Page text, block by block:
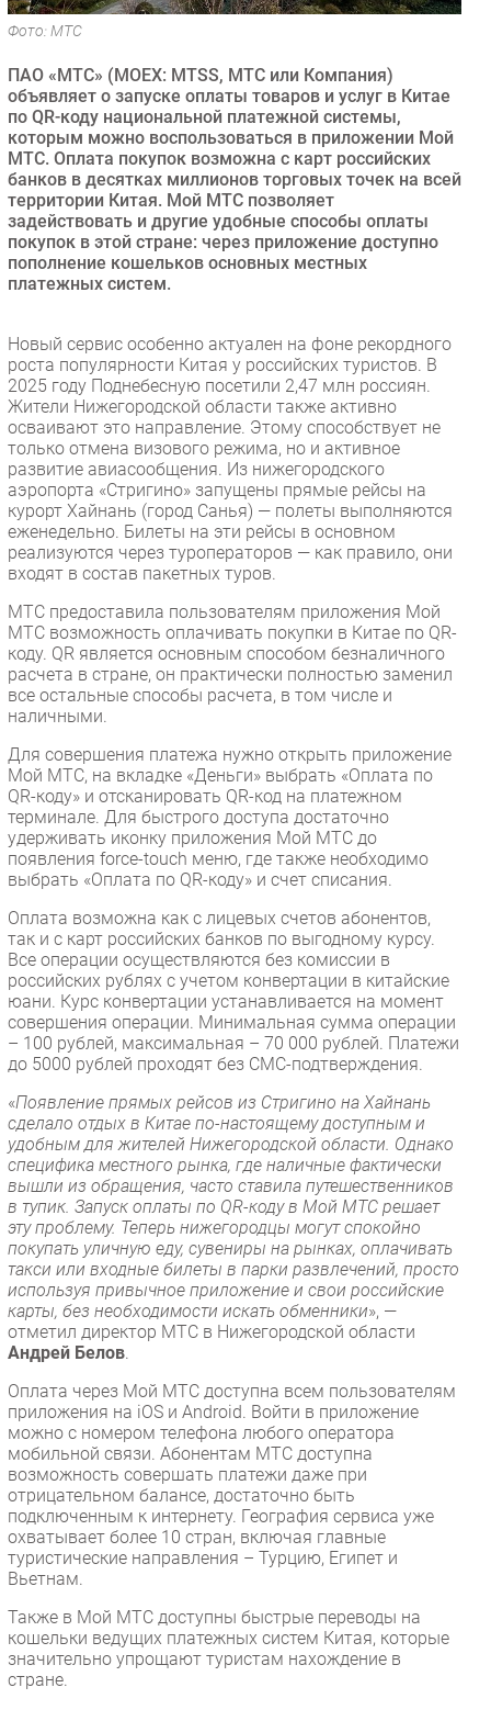
Безопасность
CIO/Управление ИТ
Гаджеты
Здоровье
РАЗДЕЛЫ
Новости
Аналитика
Мероприятия
Проекты
IT класс
Тестовый стенд
Каталог компаний
Фото: МТС
ПАО «МТС» (MOEX: MTSS, МТС или Компания)
объявляет о запуске оплаты товаров и услуг в Китае
по QR-коду национальной платежной системы,
которым можно воспользоваться в приложении Мой
МТС. Оплата покупок возможна с карт российских
банков в десятках миллионов торговых точек на всей
территории Китая. Мой МТС позволяет
задействовать и другие удобные способы оплаты
покупок в этой стране: через приложение доступно
пополнение кошельков основных местных
платежных систем.
Новый сервис особенно актуален на фоне рекордного
роста популярности Китая у российских туристов. В
2025 году Поднебесную посетили 2,47 млн россиян.
Жители Нижегородской области также активно
осваивают это направление. Этому способствует не
только отмена визового режима, но и активное
развитие авиасообщения. Из нижегородского
аэропорта «Стригино» запущены прямые рейсы на
курорт Хайнань (город Санья) — полеты выполняются
еженедельно. Билеты на эти рейсы в основном
реализуются через туроператоров — как правило, они
входят в состав пакетных туров.
МТС предоставила пользователям приложения Мой
МТС возможность оплачивать покупки в Китае по QR-
коду. QR является основным способом безналичного
расчета в стране, он практически полностью заменил
все остальные способы расчета, в том числе и
наличными.
Для совершения платежа нужно открыть приложение
Мой МТС, на вкладке «Деньги» выбрать «Оплата по
QR-коду» и отсканировать QR-код на платежном
терминале. Для быстрого доступа достаточно
удерживать иконку приложения Мой МТС до
появления force-touch меню, где также необходимо
выбрать «Оплата по QR-коду» и счет списания.
Оплата возможна как с лицевых счетов абонентов,
так и с карт российских банков по выгодному курсу.
Все операции осуществляются без комиссии в
российских рублях с учетом конвертации в китайские
юани. Курс конвертации устанавливается на момент
совершения операции. Минимальная сумма операции
– 100 рублей, максимальная – 70 000 рублей. Платежи
до 5000 рублей проходят без СМС-подтверждения.
«Появление прямых рейсов из Стригино на Хайнань
сделало отдых в Китае по-настоящему доступным и
удобным для жителей Нижегородской области. Однако
специфика местного рынка, где наличные фактически
вышли из обращения, часто ставила путешественников
в тупик. Запуск оплаты по QR-коду в Мой МТС решает
эту проблему. Теперь нижегородцы могут спокойно
покупать уличную еду, сувениры на рынках, оплачивать
такси или входные билеты в парки развлечений, просто
используя привычное приложение и свои российские
карты, без необходимости искать обменники», —
отметил директор МТС в Нижегородской области
Андрей Белов
Оплата через Мой МТС доступна всем пользователям
приложения на iOS и Android. Войти в приложение
можно с номером телефона любого оператора
мобильной связи. Абонентам МТС доступна
возможность совершать платежи даже при
отрицательном балансе, достаточно быть
подключенным к интернету. География сервиса уже
охватывает более 10 стран, включая главные
туристические направления – Турцию, Египет и
Вьетнам.
Также в Мой МТС доступны быстрые переводы на
кошельки ведущих платежных систем Китая, которые
значительно упрощают туристам нахождение в
стране.